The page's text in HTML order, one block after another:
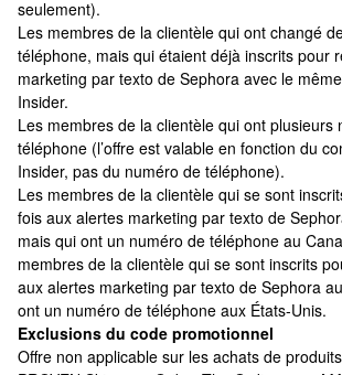
seulement).
Les membres de la clientèle qui ont changé
téléphone, mais qui étaient déjà inscrits pour
marketing par texto de Sephora avec le
Insider.
Les membres de la clientèle qui ont plusieurs
téléphone (l’offre est valable en fonction du
Insider, pas du numéro de téléphone).
Les membres de la clientèle qui se sont
fois aux alertes marketing par texto de
mais qui ont un numéro de téléphone au
membres de la clientèle qui se sont inscrits
aux alertes marketing par texto de Sephora
ont un numéro de téléphone aux États-Unis.
Exclusions du code promotionnel
Offre non applicable sur les achats de